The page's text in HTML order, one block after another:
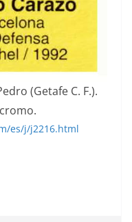
(Getafe C. F.).
es/j/j2216.html